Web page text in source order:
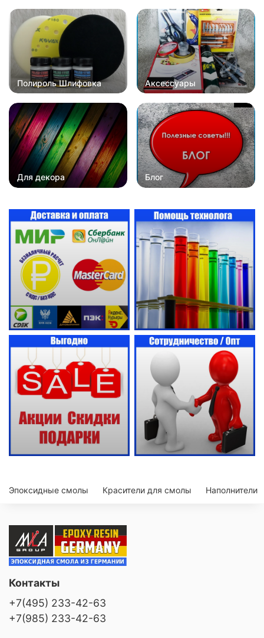
Полироль Шлифовка Аксессуары
Для декора Блог
Эпоксидные смолы Красители для смолы Наполнители
Контакты
+7(495) 233-42-63
+7(985) 233-42-63